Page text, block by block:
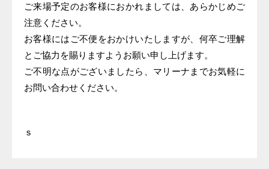
ご来場予定のお客様におかれましては、あらかじめご
注意ください。
お客様にはご不便をおかけいたしますが、何卒ご理解
とご協力を賜りますようお願い申し上げます。
ご不明な点がございましたら、マリーナまでお気軽に
お問い合わせください。
ｓ